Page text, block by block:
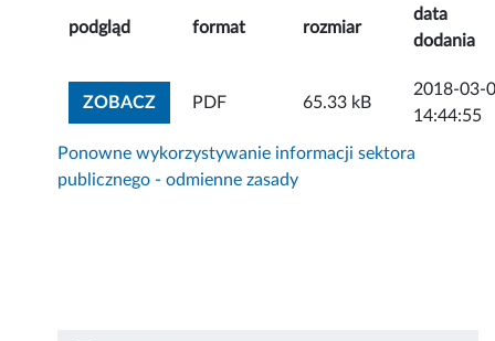
podgląd format rozmiar
data
dodania
ZOBACZZOBACZ ZAŁĄCZNIK
PDF 65.33 kB
2018-03-
14:44:55
Ponowne wykorzystywanie informacji sektora
publicznego - odmienne zasady